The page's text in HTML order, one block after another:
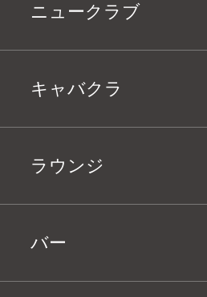
ニュークラブ
キャバクラ
ラウンジ
バー